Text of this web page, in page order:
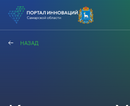
НАЗАД
ЗАКРЫТЬ
ВАМ СЮДА